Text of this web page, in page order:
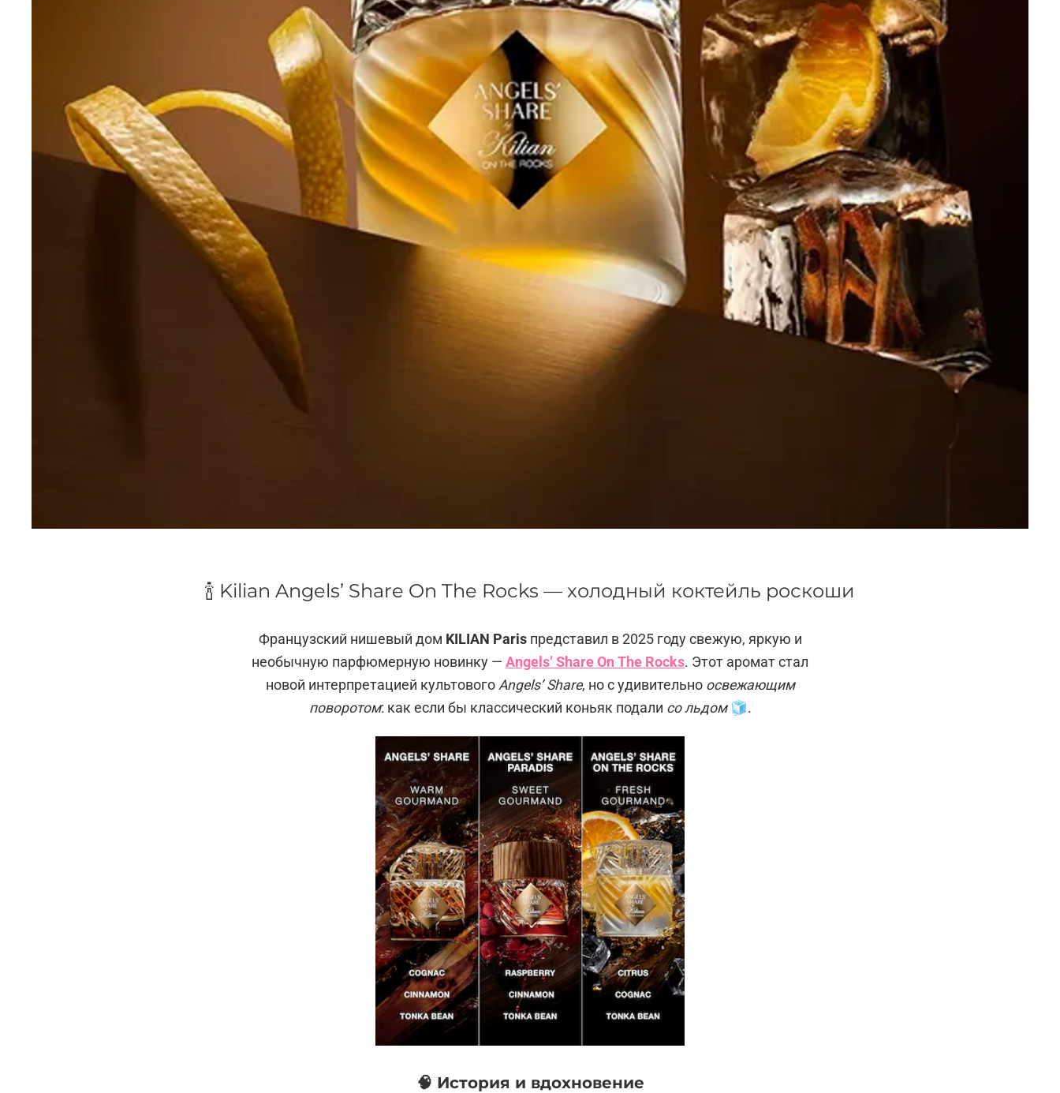
🍾 Kilian Angels’ Share On The Rocks — холодный коктейль роскоши
Французский нишевый дом KILIAN Parisпредставил в 2025 году свежую, яркую и
необычную парфюмерную новинку — Angels’ Share On The Rocks. Этот аромат стал
новой интерпретацией культового Angels’ Share, но с удивительно освежающим
поворотом: как если бы классический коньяк подали со льдом🧊.
🧠 История и вдохновение